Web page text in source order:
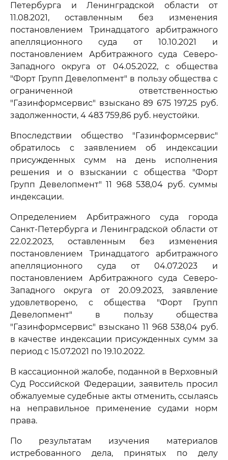
Петербурга и Ленинградской области от
11.08.2021, оставленным без изменения
постановлением Тринадцатого арбитражного
апелляционного суда от 10.10.2021 и
постановлением Арбитражного суда Северо-
Западного округа от 04.05.2022, с общества
"Форт Групп Девелопмент" в пользу общества с
ограниченной ответственностью
"Газинформсервис" взыскано 89 675 197,25 руб.
задолженности, 4 483 759,86 руб. неустойки.
Впоследствии общество "Газинформсервис"
обратилось с заявлением об индексации
присужденных сумм на день исполнения
решения и о взыскании с общества "Форт
Групп Девелопмент" 11 968 538,04 руб. суммы
индексации.
Определением Арбитражного суда города
Санкт-Петербурга и Ленинградской области от
22.02.2023, оставленным без изменения
постановлением Тринадцатого арбитражного
апелляционного суда от 04.07.2023 и
постановлением Арбитражного суда Северо-
Западного округа от 20.09.2023, заявление
удовлетворено, с общества "Форт Групп
Девелопмент" в пользу общества
"Газинформсервис" взыскано 11 968 538,04 руб.
в качестве индексации присужденных сумм за
период с 15.07.2021 по 19.10.2022.
В кассационной жалобе, поданной в Верховный
Суд Российской Федерации, заявитель просил
обжалуемые судебные акты отменить, ссылаясь
на неправильное применение судами норм
права.
По результатам изучения материалов
истребованного дела, принятых по делу